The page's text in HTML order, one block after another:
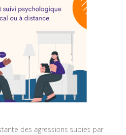
des agressions subies par